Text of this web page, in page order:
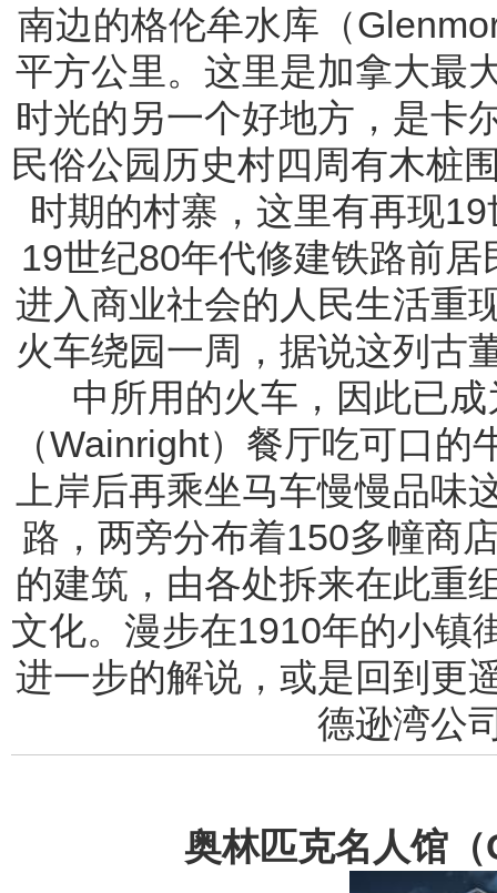
南边的格伦牟水库（
平方公里。这里是加拿大最
时光的另一个好地方，是卡
民俗公园历史村四周有木桩
时期的村寨，这里有再现
19世纪80年代修建铁路前
进入商业社会的人民生活重
火车绕园一周，据说这列古
中所用的火车，因此已
（Wainright）餐厅吃可口
上岸后再乘坐马车慢慢品
路，两旁分布着150多幢商
的建筑，由各处拆来在此重
文化。漫步在1910年的小镇
进一步的解说，或是回到更
德逊湾公
奥林匹克名人馆